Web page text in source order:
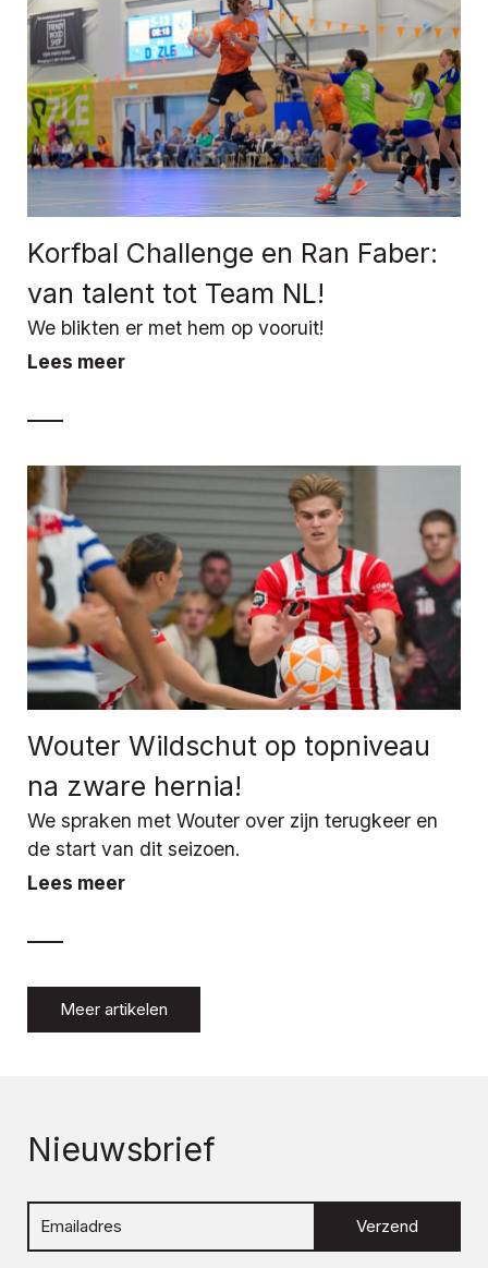
Korfbal Challenge en Ran Faber:
van talent tot Team NL!
We blikten er met hem op vooruit!
Lees meer
Wouter Wildschut op topniveau
na zware hernia!
We spraken met Wouter over zijn terugkeer en
de start van dit seizoen.
Lees meer
Meer artikelen
Nieuwsbrief
Verzend